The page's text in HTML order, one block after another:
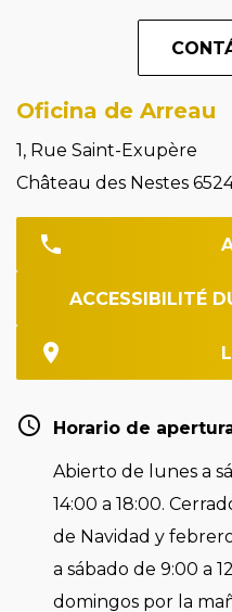
Oficina de Arreau
1, Rue Saint-Exupère
Château des Nestes
ACCESSIBILITÉ
Horario de
Abierto de lunes a
14:00 a 18:00.
de Navidad y
a sábado de 9:00 a
domingos por la